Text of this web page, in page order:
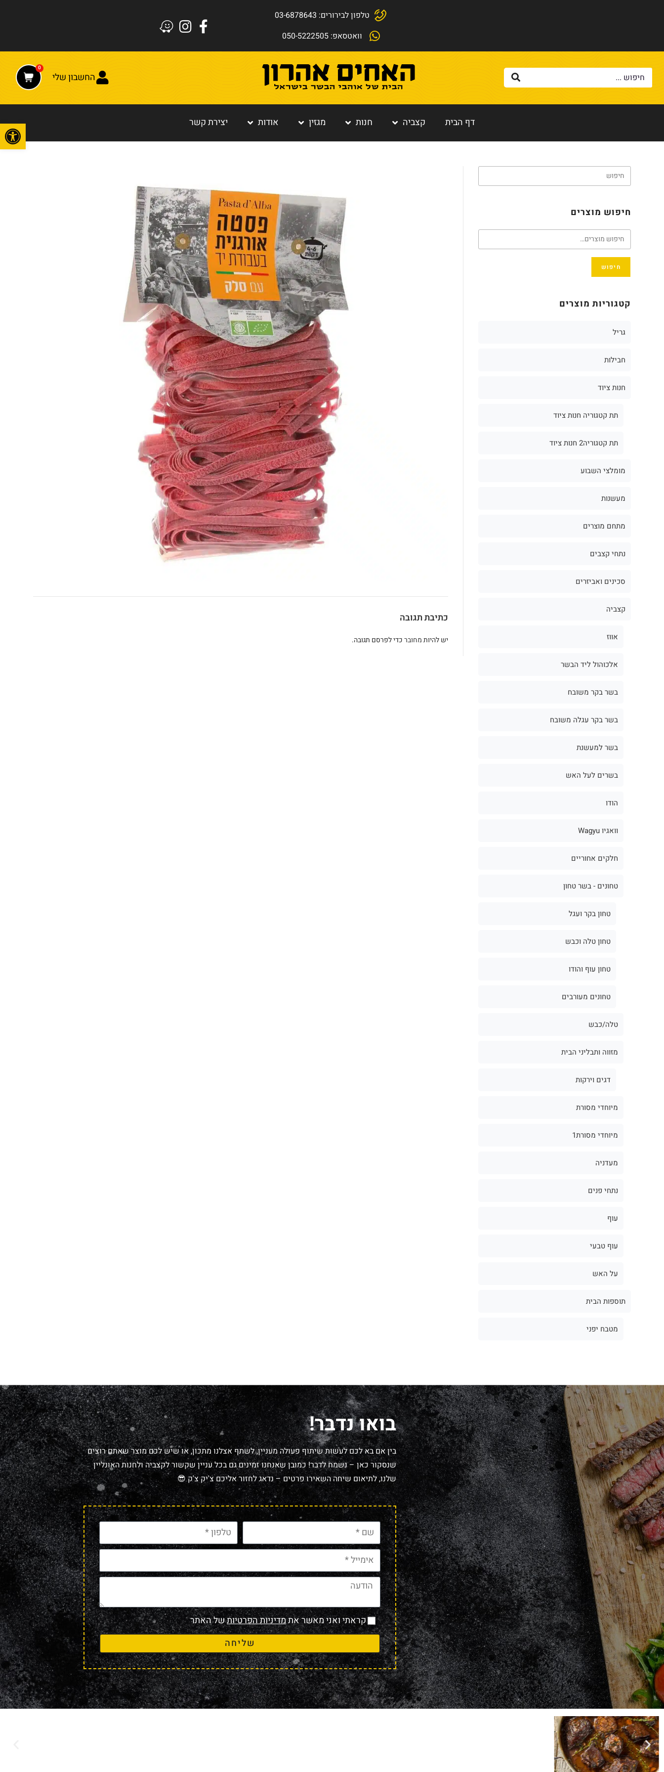
טלפון לבירורים: 03-6878643
וואטסאפ: 050-5222505
החשבון שלי
0
דף הבית קצביה חנות מגזין אודות יצירת קשר
כתיבת תגובה
יש להיותמחוברכדי לפרסם תגובה.
חיפוש מוצרים
חיפוש
קטגוריות מוצרים
גריל
חבילות
חנות ציוד
תת קטגוריה חנות ציוד
תת קטגוריה2 חנות ציוד
מומלצי השבוע
מעשנות
מתחם מוצרים
נתחי קצבים
סכינים ואביזרים
קצביה
אווז
אלכוהול ליד הבשר
בשר בקר משובח
בשר בקר עגלה משובח
בשר למעשנת
בשרים לעל האש
הודו
וואגיו Wagyu
חלקים אחוריים
טחונים - בשר טחון
טחון בקר ועגל
טחון טלה וכבש
טחון עוף והודו
טחונים מעורבים
טלה/כבש
מזווה ותבליני הבית
דגים וירקות
מיוחדי מסורת
מיוחדי מסורת1
מעדניה
נתחי פנים
עוף
עוף טבעי
על האש
תוספות הבית
מטבח יפני
בואו נדבר!
בין אם בא לכם לעשות שיתוף פעולה מעניין, לשתף אצלנו מתכון, או שיש לכם מוצר שאתם רוצים
שנסקור כאן – נשמח לדבר! כמובן שאנחנו זמינים גם בכל עניין שקשור לקצביה ולחנות האונליין
שלנו, לתיאום שיחה השאירו פרטים – נדאג לחזור אליכם צ'יק צ'ק 😎
קראתי ואני מאשר אתמדיניות הפרטיותשל האתר
שליחה